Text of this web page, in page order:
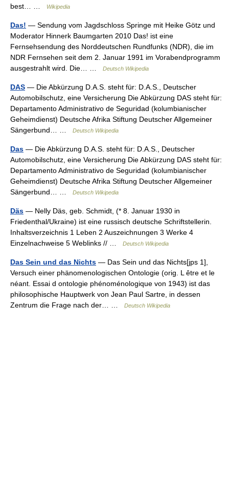
best… …
Wikipedia
Das! — Sendung vom Jagdschloss Springe mit Heike Götz und
Moderator Hinnerk Baumgarten 2010 Das! ist eine
Fernsehsendung des Norddeutschen Rundfunks (NDR), die im
NDR Fernsehen seit dem 2. Januar 1991 im Vorabendprogramm
ausgestrahlt wird. Die… …
Deutsch Wikipedia
DAS — Die Abkürzung D.A.S. steht für: D.A.S., Deutscher
Automobilschutz, eine Versicherung Die Abkürzung DAS steht für:
Departamento Administrativo de Seguridad (kolumbianischer
Geheimdienst) Deutsche Afrika Stiftung Deutscher Allgemeiner
Sängerbund… …
Deutsch Wikipedia
Das — Die Abkürzung D.A.S. steht für: D.A.S., Deutscher
Automobilschutz, eine Versicherung Die Abkürzung DAS steht für:
Departamento Administrativo de Seguridad (kolumbianischer
Geheimdienst) Deutsche Afrika Stiftung Deutscher Allgemeiner
Sängerbund… …
Deutsch Wikipedia
Däs — Nelly Däs, geb. Schmidt, (* 8. Januar 1930 in
Friedenthal/Ukraine) ist eine russisch deutsche Schriftstellerin.
Inhaltsverzeichnis 1 Leben 2 Auszeichnungen 3 Werke 4
Einzelnachweise 5 Weblinks // …
Deutsch Wikipedia
Das Sein und das Nichts — Das Sein und das Nichts[jps 1],
Versuch einer phänomenologischen Ontologie (orig. L être et le
néant. Essai d ontologie phénoménologique von 1943) ist das
philosophische Hauptwerk von Jean Paul Sartre, in dessen
Zentrum die Frage nach der… …
Deutsch Wikipedia